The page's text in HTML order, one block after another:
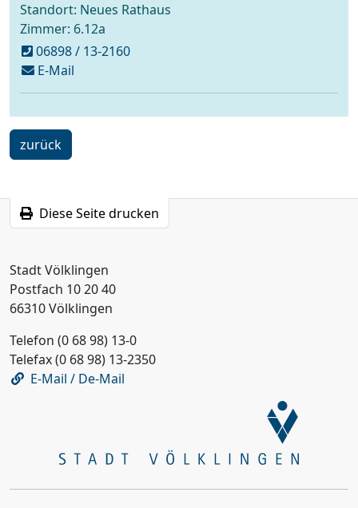
Standort: Neues Rathaus
Zimmer: 6.12a
06898 / 13-2160
E-Mailschreiben
an
ein
Schritt
zurück
Diese Seite drucken
Stadt Völklingen
Postfach 10 20 40
66310 Völklingen
Telefon (0 68 98) 13-0
Telefax (0 68 98) 13-2350
E-Mail / De-Mail